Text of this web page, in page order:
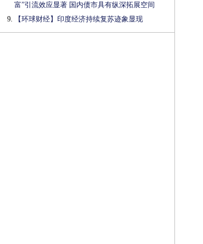
富”引流效应显著 国内债市具有纵深拓展空间
【环球财经】印度经济持续复苏迹象显现